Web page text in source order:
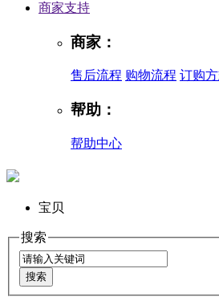
商家支持
商家：
售后流程 购物流程 订购
帮助：
帮助中心
宝贝
搜索